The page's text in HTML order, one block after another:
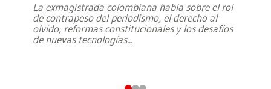
La exmagistrada colombiana habla sobre el rol
de contrapeso del periodismo, el derecho al
olvido, reformas constitucionales y los desafíos
de nuevas tecnologías...